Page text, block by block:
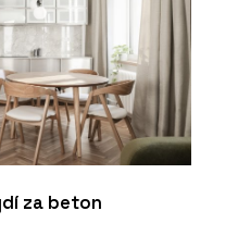
za beton